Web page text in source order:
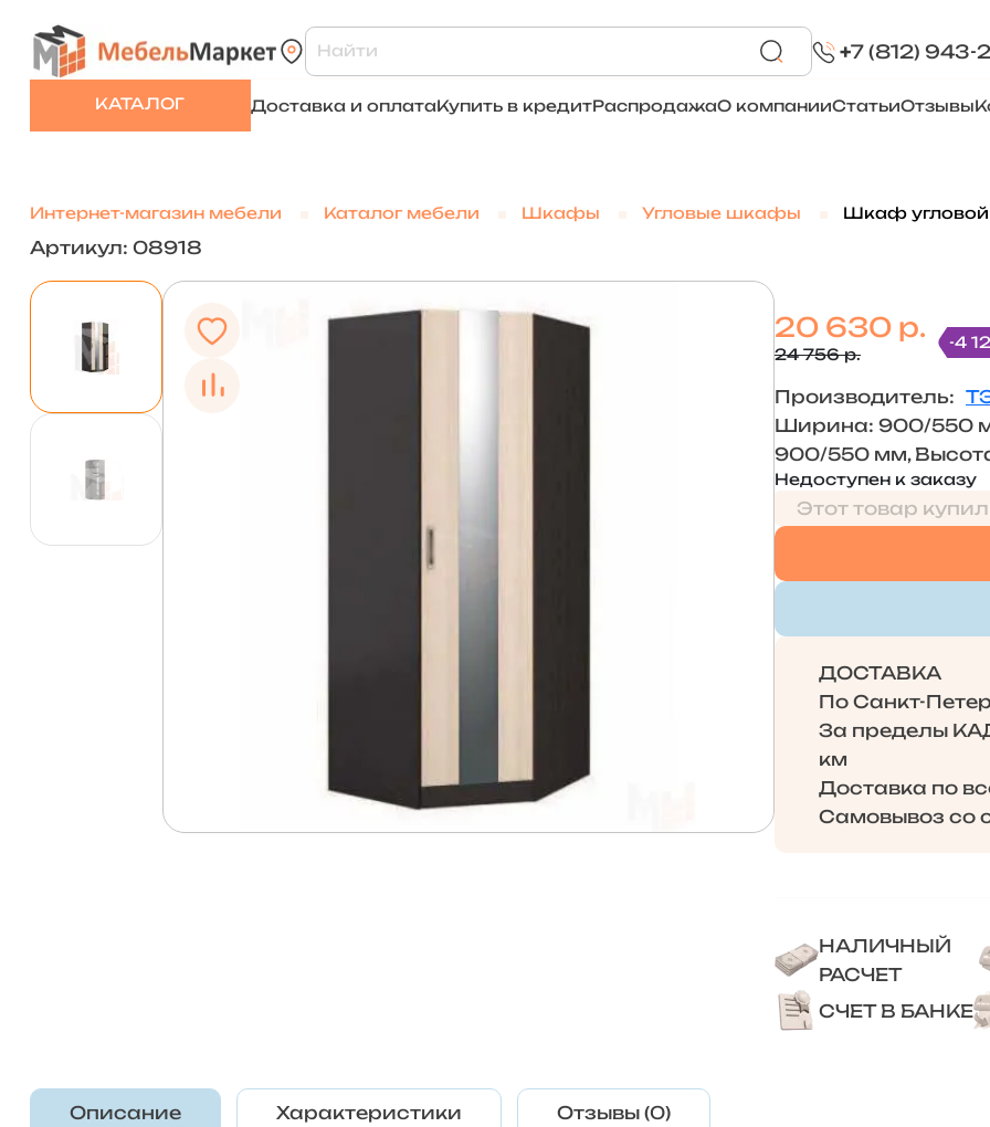
+7 (812) 943-
КАТАЛОГ Доставка и оплатаКупить в кредитРаспродажаО компанииСтатьиОтзывы
Интернет-магазин мебели Каталог мебели Шкафы Угловые шкафы Шкаф угловой
Артикул: 08918
20 630 р.
24 756 р.
-4
Производитель:
Ширина: 900/550
900/550 мм,
Недоступен к заказу
Этот товар
ДОСТАВКА
По Санкт-
За пределы
км
Доставка по
Самовывоз со
НАЛИЧНЫЙ
РАСЧЕТ
СЧЕТ В БАНКЕ
Описание Характеристики Отзывы (0)